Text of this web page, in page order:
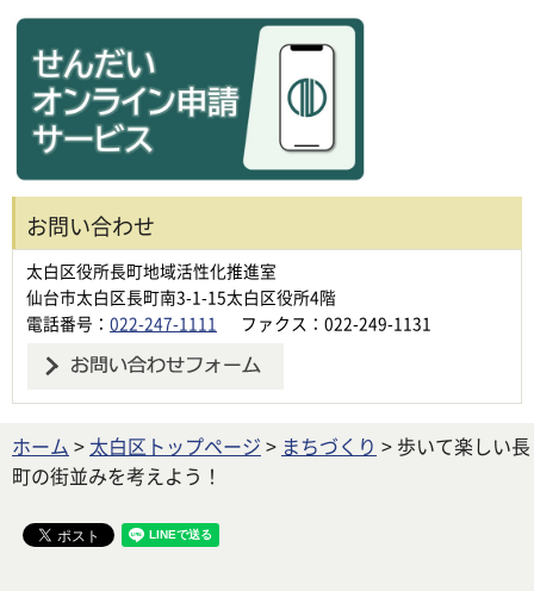
お問い合わせ
太白区役所長町地域活性化推進室
仙台市太白区長町南3-1-15太白区役所4階
電話番号： 022-247-1111 ファクス：022-249-1131
ホーム > 太白区トップページ > まちづくり > 歩いて楽しい長
町の街並みを考えよう！